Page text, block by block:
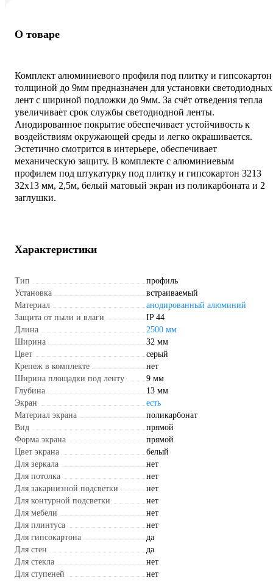
О товаре
Комплект алюминиевого профиля под плитку и гипсокартон
толщиной до 9мм предназначен для установки светодиодных
лент с шириной подложки до 9мм. За счёт отведения тепла
увеличивает срок службы светодиодной ленты.
Анодированное покрытие обеспечивает устойчивость к
воздействиям окружающей среды и легко окрашивается.
Эстетично смотрится в интерьере, обеспечивает
механическую защиту. В комплекте с алюминиевым
профилем под штукатурку под плитку и гипсокартон 3213
32х13 мм, 2,5м, белый матовый экран из поликарбоната и 2
заглушки.
Характеристики
Тип
профиль
Установка
встраиваемый
Материал
анодированный алюминий
Защита от пыли и влаги
IP 44
Длина
2500 мм
Ширина
32 мм
Цвет
серый
Крепеж в комплекте
нет
Ширина площадки под ленту
9 мм
Глубина
13 мм
Экран
есть
Материал экрана
поликарбонат
Вид
прямой
Форма экрана
прямой
Цвет экрана
белый
Для зеркала
нет
Для потолка
нет
Для закарнизной подсветки
нет
Для контурной подсветки
нет
Для мебели
нет
Для плинтуса
нет
Для гипсокартона
да
Для стен
да
Для стекла
нет
Для ступеней
нет